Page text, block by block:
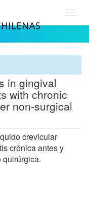
in gingival
with chronic
non-surgical
crevicular
crónica antes y
quirúrgica.